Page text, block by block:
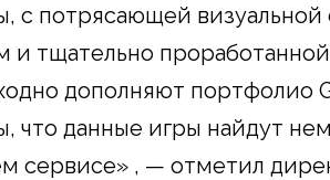
с потрясающей визуальной
и тщательно
дополняют портфолио
что данные игры найдут
сервисе» , — отметил